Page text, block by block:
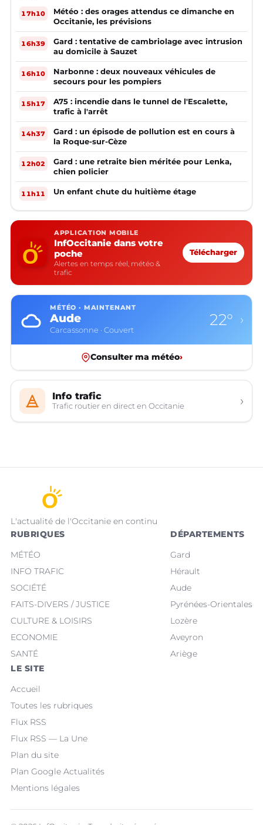
17h10
Météo : des orages attendus ce dimanche en
Occitanie, les prévisions
16h39
Gard : tentative de cambriolage avec intrusion
au domicile à Sauzet
16h10
Narbonne : deux nouveaux véhicules de
secours pour les pompiers
15h17
A75 : incendie dans le tunnel de l'Escalette,
trafic à l'arrêt
14h37
Gard : un épisode de pollution est en cours à
la Roque-sur-Cèze
12h02
Gard : une retraite bien méritée pour Lenka,
chien policier
11h11 Un enfant chute du huitième étage
APPLICATION MOBILE
InfOccitanie dans votre
poche
Alertes en temps réel, météo &
trafic
Télécharger
MÉTÉO · MAINTENANT
Aude
Carcassonne · Couvert
22° ›
Consulter ma météo›
Info trafic
Trafic routier en direct en Occitanie ›
L'actualité de l'Occitanie en continu
RUBRIQUES
MÉTÉO
INFO TRAFIC
SOCIÉTÉ
FAITS-DIVERS / JUSTICE
CULTURE & LOISIRS
ECONOMIE
SANTÉ
DÉPARTEMENTS
Gard
Hérault
Aude
Pyrénées-Orientales
Lozère
Aveyron
Ariège
LE SITE
Accueil
Toutes les rubriques
Flux RSS
Flux RSS — La Une
Plan du site
Plan Google Actualités
Mentions légales